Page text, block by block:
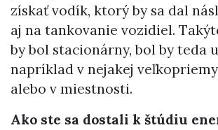
získať vodík, ktorý by sa dal
aj na tankovanie vozidiel.
by bol stacionárny, bol by teda
napríklad v nejakej
alebo v miestnosti.
Ako ste sa dostali k štúdiu